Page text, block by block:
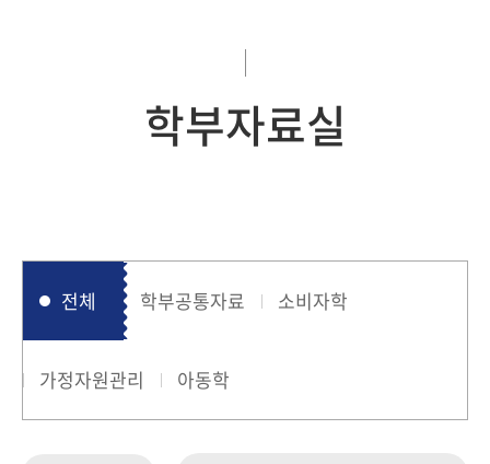
학부자료실
전체 학부공통자료 소비자학
가정자원관리 아동학